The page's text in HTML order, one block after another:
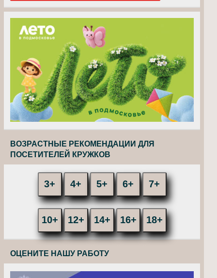
ВОЗРАСТНЫЕ РЕКОМЕНДАЦИИ ДЛЯ
ПОСЕТИТЕЛЕЙ КРУЖКОВ
3+ 4+ 5+ 6+ 7+
10+ 12+ 14+ 16+ 18+
ОЦЕНИТЕ НАШУ РАБОТУ